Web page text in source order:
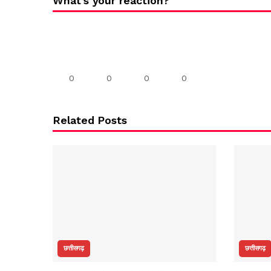
0 0 0 0
Related Posts
छत्तीसगढ़ छत्तीसगढ़